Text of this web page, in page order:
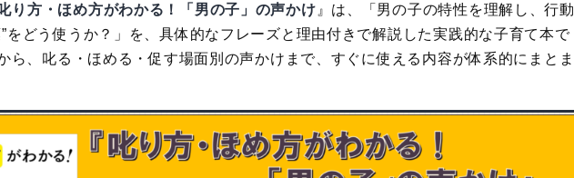
叱り方・ほめ方がわかる！「男の子」の声かけ 』は、「男の子の特性を理解し、行動
をどう使うか？」を、具体的なフレーズと理由付きで解説した実践的な子育て本で
ら、叱る・ほめる・促す場面別の声かけまで、すぐに使える内容が体系的にまとま